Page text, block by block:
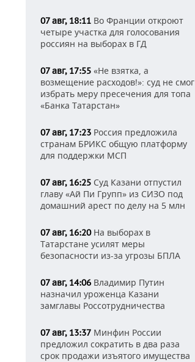
07 авг, 18:11 Во Франции откроют
четыре участка для голосования
россиян на выборах в ГД
07 авг, 17:55 «Не взятка, а
возмещение расходов!»: суд не смог
избрать меру пресечения для топа
«Банка Татарстан»
07 авг, 17:23 Россия предложила
странам БРИКС общую платформу
для поддержки МСП
07 авг, 16:25 Суд Казани отпустил
главу «Ай Пи Групп» из СИЗО под
домашний арест по делу на 5 млн
07 авг, 16:20На выборах в
Татарстане усилят меры
безопасности из-за угрозы БПЛА
07 авг, 14:06 Владимир Путин
назначил уроженца Казани
замглавы Россотрудничества
07 авг, 13:37 Минфин России
предложил сократить в два раза
срок продажи изъятого имущества